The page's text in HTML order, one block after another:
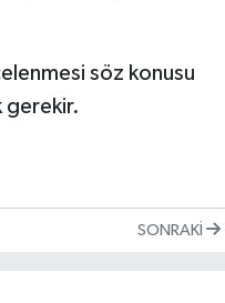
söz konusu
gerekir.
SONRAKI